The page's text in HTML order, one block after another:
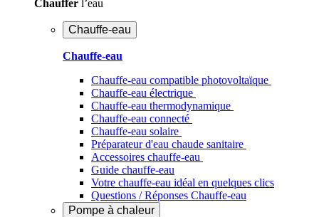
Chauffer l’eau
Chauffe-eau
Chauffe-eau
Chauffe-eau compatible photovoltaïque
Chauffe-eau électrique
Chauffe-eau thermodynamique
Chauffe-eau connecté
Chauffe-eau solaire
Préparateur d'eau chaude sanitaire
Accessoires chauffe-eau
Guide chauffe-eau
Votre chauffe-eau idéal en quelques clics
Questions / Réponses Chauffe-eau
Pompe à chaleur